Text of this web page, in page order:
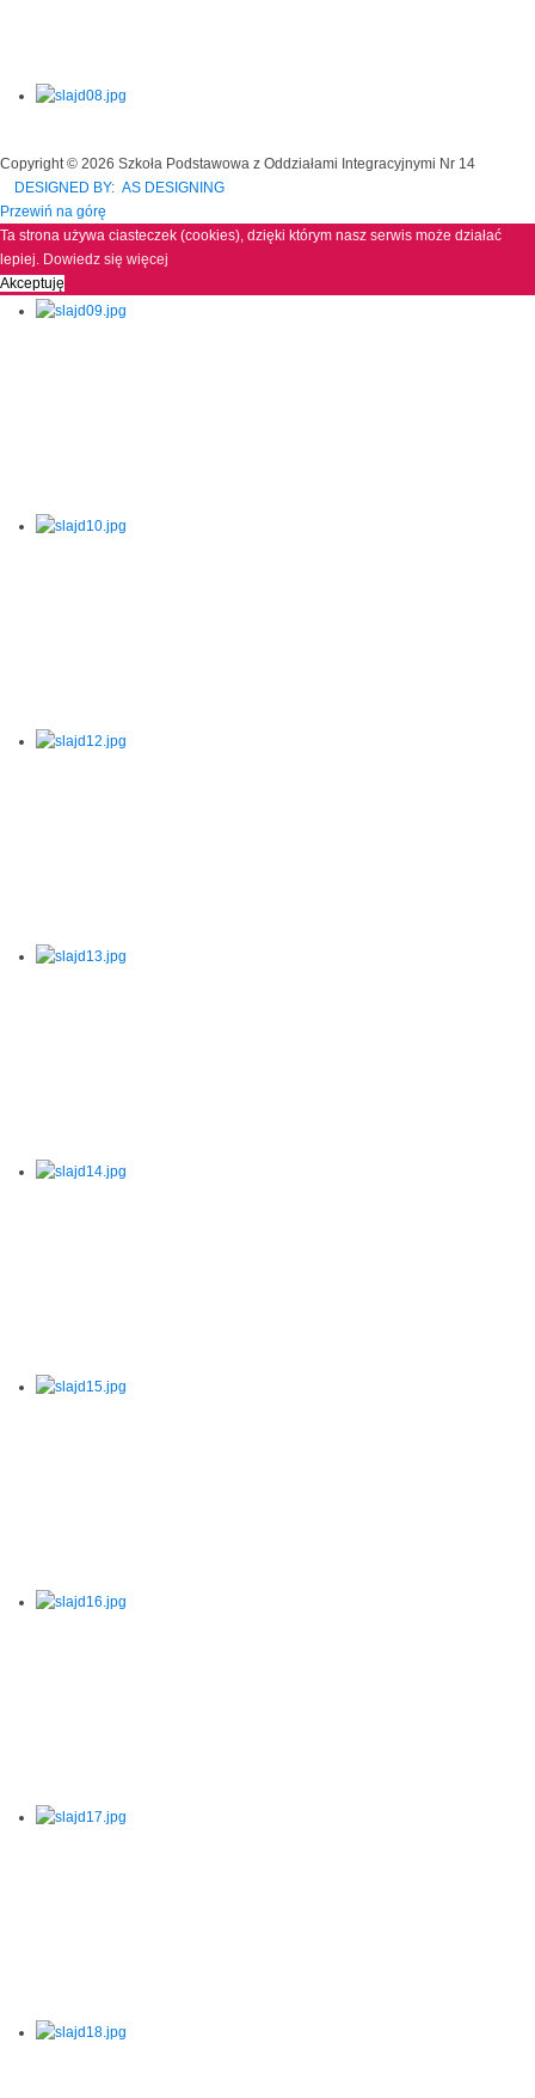
Copyright © 2026 Szkoła Podstawowa z Oddziałami Integracyjnymi Nr 14
DESIGNED BY: AS DESIGNING
Przewiń na górę
Ta strona używa ciasteczek (cookies), dzięki którym nasz serwis może działać
lepiej. Dowiedz się więcej
Akceptuję